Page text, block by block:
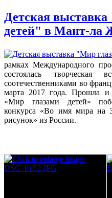
Детская
детей" в Мант-ла
рамках Международного
состоялась творческая
соотечественниками во
марта 2017 года. Прошла и
«Мир глазами детей»
конкурса «Во имя мира на
рисунок» из России.